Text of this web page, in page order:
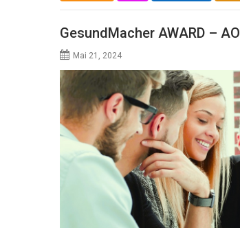
GesundMacher AWARD –
Mai 21, 2024